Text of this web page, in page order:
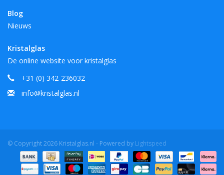
Blog
Nieuws
Kristalglas
De online website voor kristalglas
+31 (0) 342-236032
info@kristalglas.nl
© Copyright 2026 Kristalglas.nl - Powered by Lightspeed